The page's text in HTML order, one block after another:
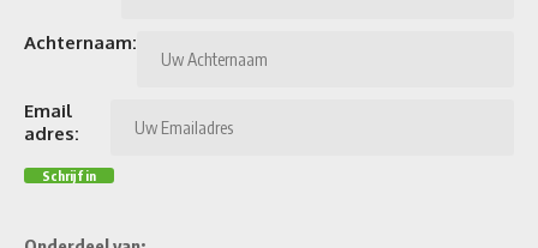
Achternaam:
Email
adres: